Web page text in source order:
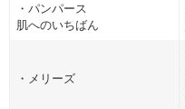
・パンパース
肌へのいちばん
・メリーズ